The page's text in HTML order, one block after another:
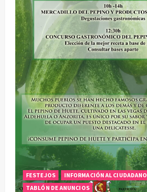
FESTEJOS
INFORMACIÓN AL CIUDADANO
TABLÓN DE ANUNCIOS